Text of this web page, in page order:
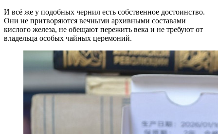
И всё же у подобных чернил есть собственное достоинство.
Они не притворяются вечными архивными составами
кислого железа, не обещают пережить века и не требуют от
владельца особых чайных церемоний.